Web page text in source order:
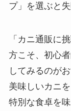
プ」を選ぶと
「カニ通販に
方こそ、初心
してみるのが
美味しいカニ
特別な食卓を